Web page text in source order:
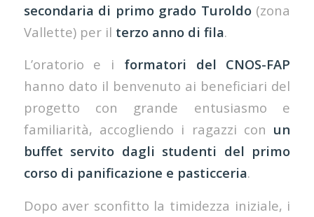
secondaria di primo grado Turoldo(zona
Vallette) per il terzo anno di fila.
L’oratorio e i formatori del CNOS-FAP
hanno dato il benvenuto ai beneficiari del
progetto con grande entusiasmo e
familiarità, accogliendo i ragazzi con un
buffet servito dagli studenti del primo
corso di panificazione e pasticceria.
Dopo aver sconfitto la timidezza iniziale, i